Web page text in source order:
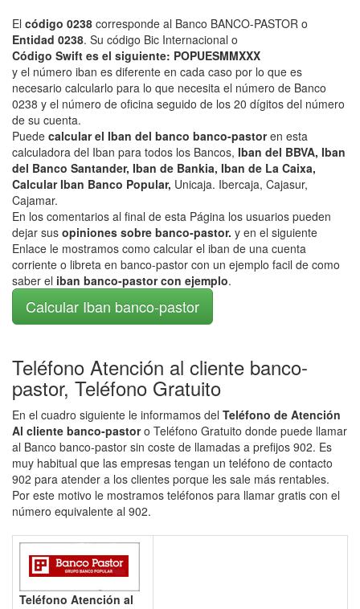
El código 0238 corresponde al Banco BANCO-PASTOR o
Entidad 0238. Su código Bic Internacional o
Código Swift es el siguiente: POPUESMMXXX
y el número iban es diferente en cada caso por lo que es
necesario calcularlo para lo que necesita el número de Banco
0238 y el número de oficina seguido de los 20 dígitos del número
de su cuenta.
Puede calcular el Iban del banco banco-pastoren esta
calculadora del Iban para todos los Bancos, Iban del BBVA, Iban
del Banco Santander, Iban de Bankia, Iban de La Caixa,
Calcular Iban Banco Popular, Unicaja. Ibercaja, Cajasur,
Cajamar.
En los comentarios al final de esta Página los usuarios pueden
dejar sus opiniones sobre banco-pastor. y en el siguiente
Enlace le mostramos como calcular el iban de una cuenta
corriente o libreta en banco-pastor con un ejemplo facil de como
saber el iban banco-pastor con ejemplo.
Calcular Iban banco-pastor
Teléfono Atención al cliente banco-
pastor, Teléfono Gratuito
En el cuadro siguiente le informamos del Teléfono de Atención
Al cliente banco-pastoro Teléfono Gratuito donde puede llamar
al Banco banco-pastor sin coste de llamadas a prefijos 902. Es
muy habitual que las empresas tengan un teléfono de contacto
902 para atender a los clientes porque les sale más rentables.
Por este motivo le mostramos teléfonos para llamar gratis con el
número equivalente al 902.
Teléfono Atención al